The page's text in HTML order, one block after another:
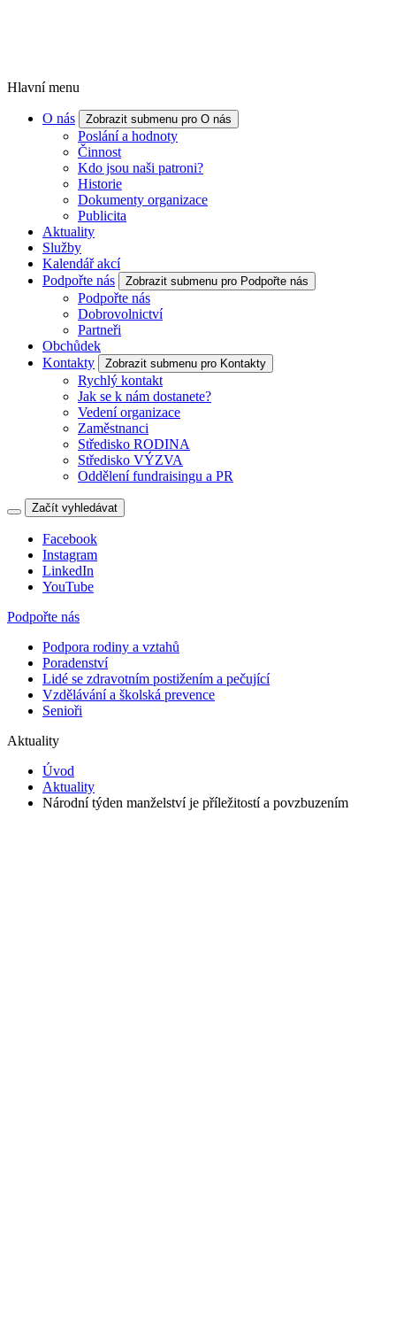
Hlavní menu
O nás Zobrazit submenu pro O nás
Poslání a hodnoty
Činnost
Kdo jsou naši patroni?
Historie
Dokumenty organizace
Publicita
Aktuality
Služby
Kalendář akcí
Podpořte nás
Zobrazit submenu pro Podpořte nás
Podpořte nás
Dobrovolnictví
Partneři
Obchůdek
Kontakty
Zobrazit submenu pro Kontakty
Rychlý kontakt
Jak se k nám dostanete?
Vedení organizace
Zaměstnanci
Středisko RODINA
Středisko VÝZVA
Oddělení fundraisingu a PR
Začít vyhledávat
Facebook
Instagram
LinkedIn
YouTube
Podpořte nás
Podpora rodiny a vztahů
Poradenství
Lidé se zdravotním postižením a pečující
Vzdělávání a školská prevence
Senioři
Aktuality
Úvod
Aktuality
Národní týden manželství je příležitostí a povzbuzením